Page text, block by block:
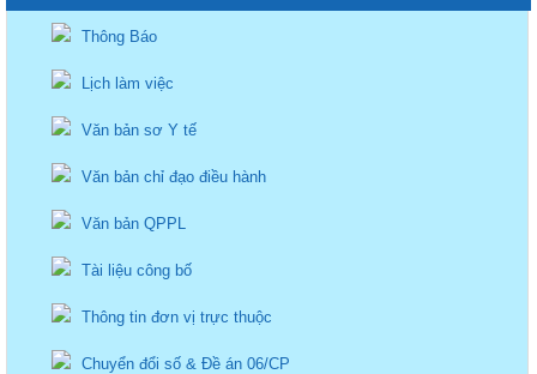
Thông Báo
Lịch làm việc
Văn bản sơ Y tế
Văn bản chỉ đạo điều hành
Văn bản QPPL
Tài liệu công bố
Thông tin đơn vị trực thuộc
Chuyển đổi số & Đề án 06/CP